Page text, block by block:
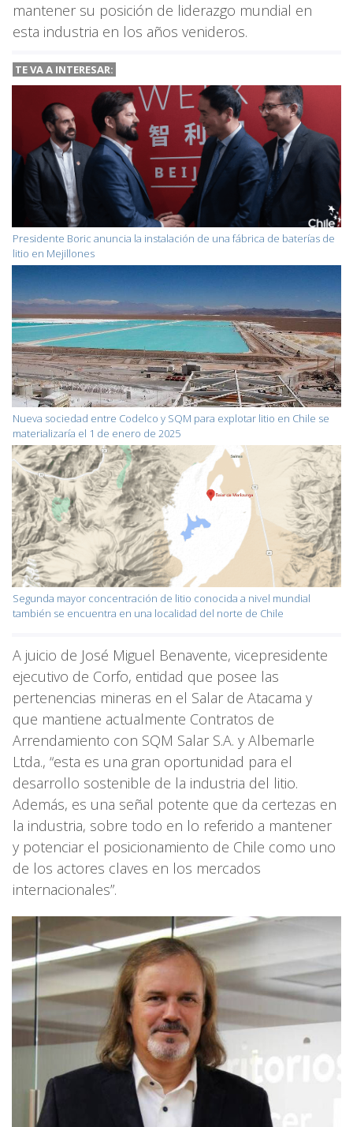
mantener su posición de liderazgo mundial en
esta industria en los años venideros.
TE VA A INTERESAR:
Presidente Boric anuncia la instalación de una fábrica de baterías de
litio en Mejillones
Nueva sociedad entre Codelco y SQM para explotar litio en Chile se
materializaría el 1 de enero de 2025
Segunda mayor concentración de litio conocida a nivel mundial
también se encuentra en una localidad del norte de Chile
A juicio de José Miguel Benavente, vicepresidente
ejecutivo de Corfo, entidad que posee las
pertenencias mineras en el Salar de Atacama y
que mantiene actualmente Contratos de
Arrendamiento con SQM Salar S.A. y Albemarle
Ltda., “esta es una gran oportunidad para el
desarrollo sostenible de la industria del litio.
Además, es una señal potente que da certezas en
la industria, sobre todo en lo referido a mantener
y potenciar el posicionamiento de Chile como uno
de los actores claves en los mercados
internacionales”.